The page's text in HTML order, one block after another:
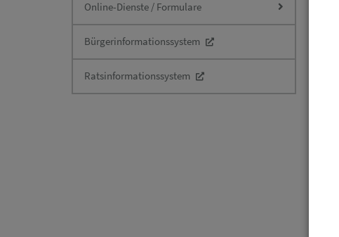
Online-Dienste / Formulare
Bürgerinformationssystem
Ratsinformationssystem